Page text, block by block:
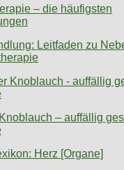
Leitfaden zu
– auffällig